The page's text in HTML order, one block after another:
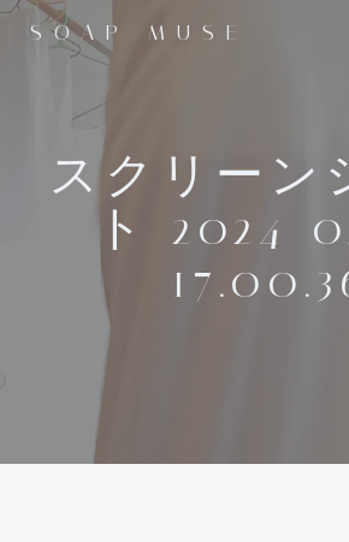
へ
ス
キ
ッ
プ
SOAP MUSE
スクリーン
ト 2024-